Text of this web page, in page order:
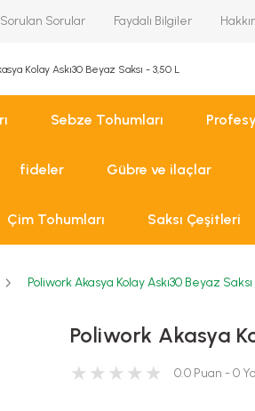
Sorulan Sorular Faydalı Bilgiler
Sebze Tohumları
fideler Gübre ve ilaçlar
Çim Tohumları Saksı Çeşitleri
Poliwork Akasya Kolay Askı30 Beyaz
Poliwork Akasya
0.0 Puan - 0